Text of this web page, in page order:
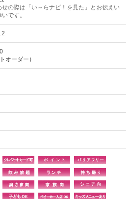
の際は「い～らナビ！を見た」とお伝えい
です。
オーダー）